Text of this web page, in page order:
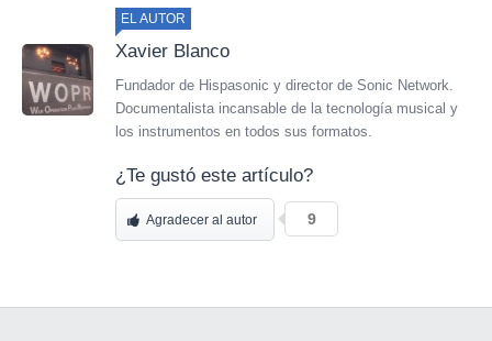
EL AUTOR
Xavier Blanco
Fundador de Hispasonic y director de Sonic Network.
Documentalista incansable de la tecnología musical y
los instrumentos en todos sus formatos.
¿Te gustó este artículo?
Agradecer al autor 9